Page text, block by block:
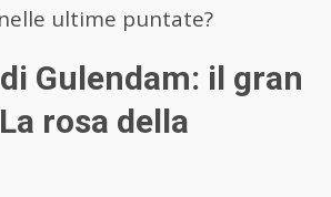
ultime puntate?
Gulendam: il gran
rosa della